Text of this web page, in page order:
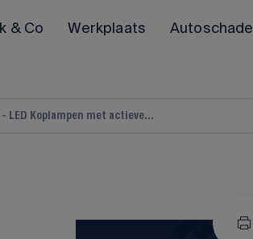
& Co Werkplaats Autoschade
- LED Koplampen met actieve...